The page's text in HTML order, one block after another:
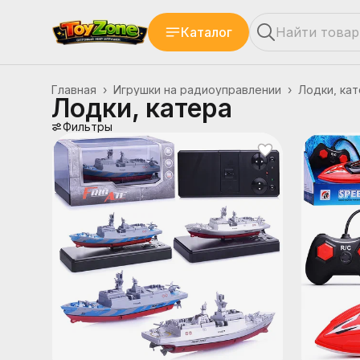
Каталог
Лодки,
Игрушки на радиоуправлении ›
Главная ›
Лодки, катера
Фильтры